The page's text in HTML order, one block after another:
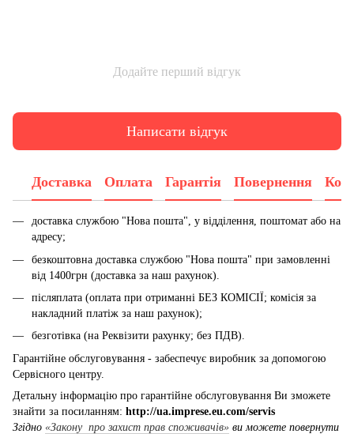
Додайте перший відгук
Написати відгук
Доставка Оплата Гарантія Повернення
доставка службою "Нова пошта", у відділення, поштомат або на
адресу;
безкоштовна доставка службою "Нова пошта" при замовленні
від 1400грн (доставка за наш рахунок).
післяплата (оплата при отриманні БЕЗ КОМІСІЇ; комісія за
накладний платіж за наш рахунок);
безготівка (на Реквізити рахунку; без ПДВ).
Гарантійне обслуговування - забеспечує виробник за допомогою
Сервісного центру.
Детальну інформацію про гарантійне обслуговування Ви зможете
знайти за посиланням: http://ua.imprese.eu.com/servis
Згідно «Закону про захист прав споживачів» ви можете повернути